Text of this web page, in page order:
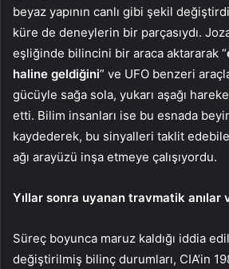
beyaz yapının canlı gibi şekil
küre de deneylerin bir parçasıydı.
eşliğinde bilincini bir araca aktararak “
haline geldiğini” ve UFO benzeri
gücüyle sağa sola, yukarı aşağı
etti. Bilim insanları ise bu esnada
kaydederek, bu sinyalleri taklit
ağı arayüzü inşa etmeye çalışıyordu.
Yıllar sonra uyanan travmatik anılar
Süreç boyunca maruz kaldığı iddia
değiştirilmiş bilinç durumları, CIA’in